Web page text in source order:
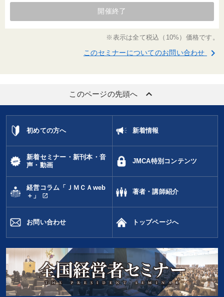
開催終了
※表示は全て税込（10%）価格です。
このセミナーについてのお問い合わせ keyboard_arrow_right
このページの先頭へ keyboard_arrow_up
初めての方へ 新着情報
新着セミナー・新刊本・音
声・動画
JMCA特別コンテンツ
経営コラム「ＪＭＣＡweb
＋」
open_in_new
著者・講師紹介
お問い合わせ トップページへ